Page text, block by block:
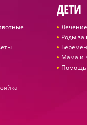
ДЕТИ
Роды за
Мама и
Помощь